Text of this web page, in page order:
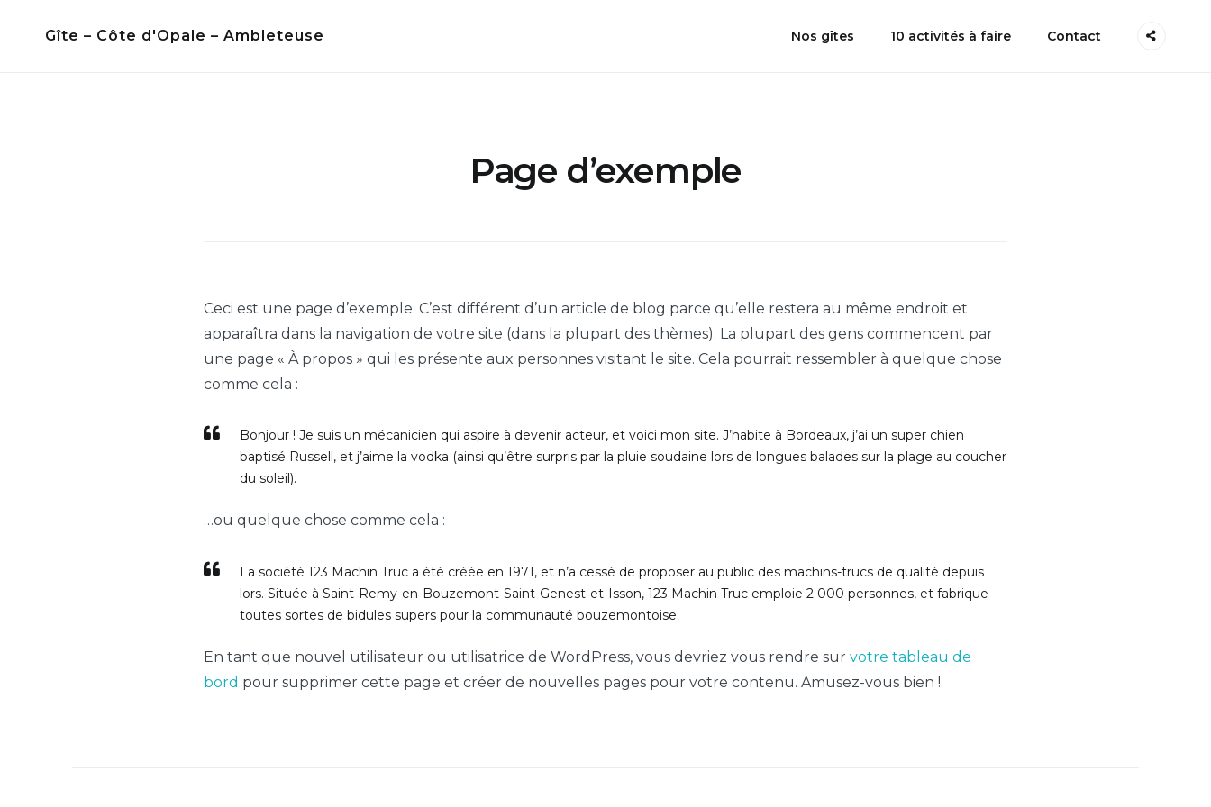
Gîte – Côte d'Opale – Ambleteuse Nos gîtes 10 activités à faire Contact
Page d’exemple
Ceci est une page d’exemple. C’est différent d’un article de blog parce qu’elle restera au même endroit et
apparaîtra dans la navigation de votre site (dans la plupart des thèmes). La plupart des gens commencent par
une page « À propos » qui les présente aux personnes visitant le site. Cela pourrait ressembler à quelque chose
comme cela :
Bonjour ! Je suis un mécanicien qui aspire à devenir acteur, et voici mon site. J’habite à Bordeaux, j’ai un super chien
baptisé Russell, et j’aime la vodka (ainsi qu’être surpris par la pluie soudaine lors de longues balades sur la plage au coucher
du soleil).
…ou quelque chose comme cela :
La société 123 Machin Truc a été créée en 1971, et n’a cessé de proposer au public des machins-trucs de qualité depuis
lors. Située à Saint-Remy-en-Bouzemont-Saint-Genest-et-Isson, 123 Machin Truc emploie 2 000 personnes, et fabrique
toutes sortes de bidules supers pour la communauté bouzemontoise.
En tant que nouvel utilisateur ou utilisatrice de WordPress, vous devriez vous rendre sur votre tableau de
bord pour supprimer cette page et créer de nouvelles pages pour votre contenu. Amusez-vous bien !